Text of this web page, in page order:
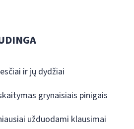
ir jų dydžiai
grynaisiais pinigais
užduodami klausimai